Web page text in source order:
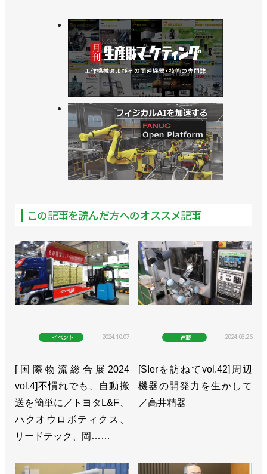
この記事を読んだ方へのオススメ記事
イベント 2024.10.07
[国際物流総合展2024
vol.4]不慣れでも、自動搬
送を簡単に／トヨタL&F、
ハクオウロボティクス、
リードテック、岡……
連載 2024.03.26
[SIerを訪ねてvol.42]周辺
機器の開発力を生かして
／高井精器